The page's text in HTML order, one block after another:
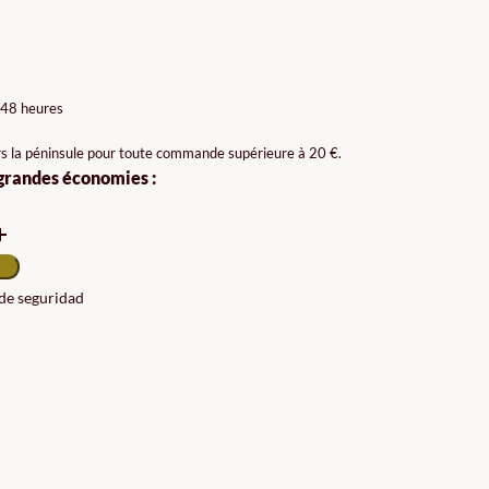
:
heures
la péninsule pour toute commande supérieure à 20 €.
économies :
seguridad